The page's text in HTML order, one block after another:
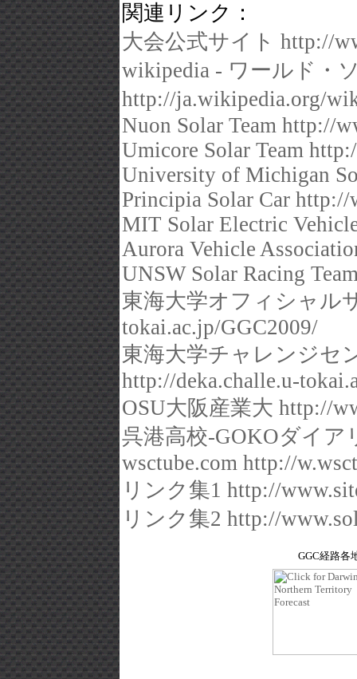
関連リンク：
大会公式サイト http://
wikipedia - ワールド
http://ja.wikipedia.org/
Nuon Solar Team http://
Umicore Solar Team
University of Michigan
Principia Solar Car
MIT Solar Electric
Aurora Vehicle
UNSW Solar Racing
東海大学オフィシャル
tokai.ac.jp/GGC2009/
東海大学チャレンジセ
http://deka.challe.u-
OSU大阪産業大 http://
呉港高校-GOKOダイア
wsctube.com http://
リンク集1 http://
リンク集2 http://
GGC経路各